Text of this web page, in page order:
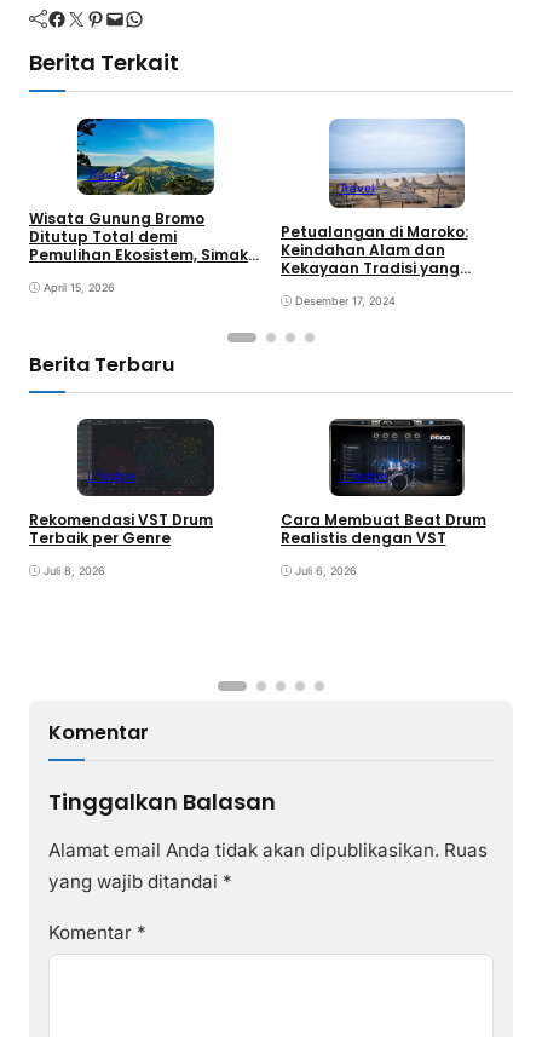
Facebook Twitter Pinterest Mail WhatsApp
Berita Terkait
Travel
Wisata Gunung Bromo
Ditutup Total demi
Pemulihan Ekosistem, Simak
April 15, 2026
Travel
Petualangan di Maroko:
Keindahan Alam dan
Kekayaan Tradisi yang
Desember 17, 2024
Berita Terbaru
Lifestyle
Rekomendasi VST Drum
Terbaik per Genre
Juli 8, 2026
Lifestyle
Cara Membuat Beat Drum
Realistis dengan VST
Juli 6, 2026
Komentar
Tinggalkan Balasan
Alamat email Anda tidak akan dipublikasikan. Ruas
yang wajib ditandai *
Komentar *